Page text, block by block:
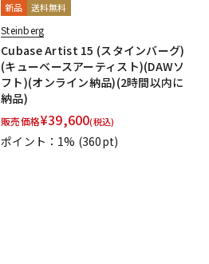
新品 送料無料
Steinberg
Cubase Artist 15 (スタインバーグ)
(キューベースアーティスト)(DAWソ
フト)(オンライン納品)(2時間以内に
納品)
販売価格¥39,600(税込)
ポイント：1% (360pt)